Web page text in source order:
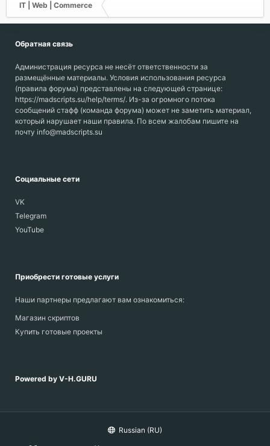
IT | Web | Commerce
Обратная связь
Администрация ресурса не несёт ответственности за
размещённые материалы. Условия использования ресурса
(правила форума) представлены на следующей странице:
https://madscripts.su/help/terms/. Из-за огромного потока
сообщений стафф (команда форума) может не заметить материал,
который нарушает наши правила. По всем жалобам пишите на
почту info@madscripts.su
Социальные сети
VK
Telegram
YouTube
Приобрести готовые услуги
Наши партнеры предлагают вам ознакомиться:
Магазин скриптов
Купить готовые проекты
Powered by V-H.GURU
Russian (RU)